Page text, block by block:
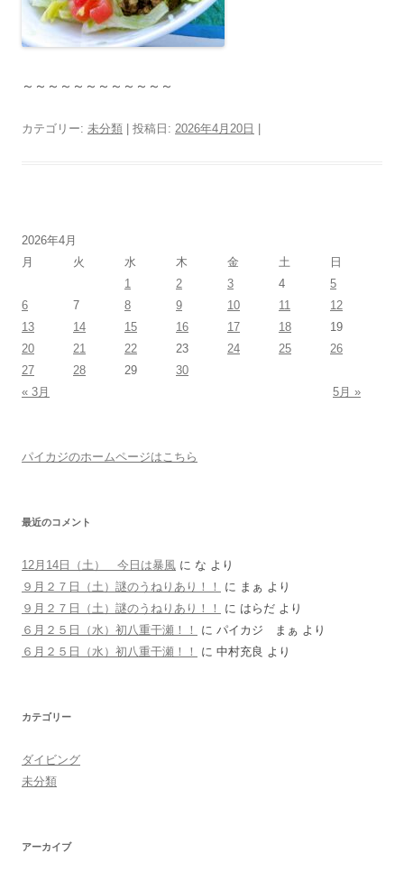
～～～～～～～～～～～～
カテゴリー: 未分類 | 投稿日: 2026年4月20日 |
2026年4月
月
火 水 木 金 土
日
1
2 3 4
5
6
7 8 9 10 11
12
13
14 15 16 17 18
19
20
21 22 23 24 25
26
27
28 29
30
« 3月
5月 »
パイカジのホームページはこちら
最近のコメント
12月14日（土） 今日は暴風 に な より
９月２７日（土）謎のうねりあり！！
に まぁ より
９月２７日（土）謎のうねりあり！！
に はらだ より
６月２５日（水）初八重干瀬！！
に パイカジ まぁ より
６月２５日（水）初八重干瀬！！
に 中村充良 より
カテゴリー
ダイビング
未分類
アーカイブ